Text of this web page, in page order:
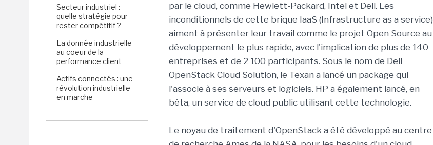
Secteur industriel :
quelle stratégie pour
rester compétitif ?
La donnée industrielle
au coeur de la
performance client
Actifs connectés : une
révolution industrielle
en marche
par le cloud, comme Hewlett-Packard, Intel et Dell. Les
inconditionnels de cette brique IaaS (Infrastructure as a service)
aiment à présenter leur travail comme le projet Open Source au
développement le plus rapide, avec l'implication de plus de 140
entreprises et de 2 100 participants. Sous le nom de Dell
OpenStack Cloud Solution, le Texan a lancé un package qui
l'associe à ses serveurs et logiciels. HP a également lancé, en
bêta, un service de cloud public utilisant cette technologie.
Le noyau de traitement d'OpenStack a été développé au centre